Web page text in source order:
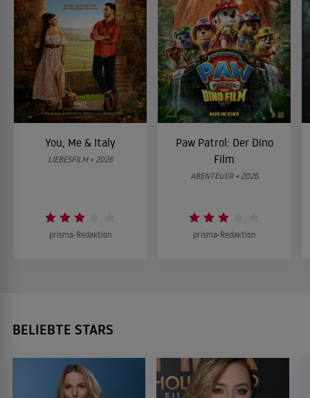
You, Me & Italy
LIEBESFILM • 2026
prisma-Redaktion
Paw Patrol: Der Dino
Film
ABENTEUER • 2026
prisma-Redaktion
BELIEBTE STARS